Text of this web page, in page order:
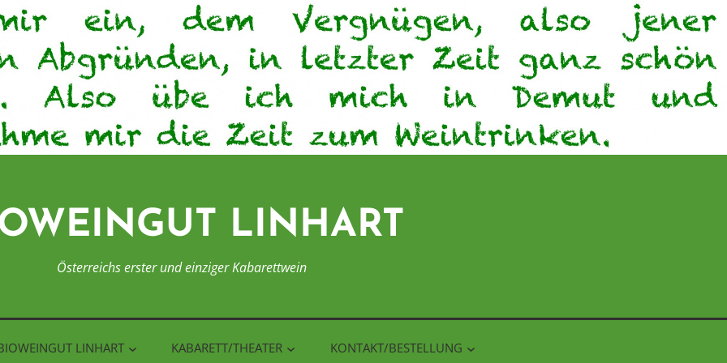
LINHART
Österreichs erster und einziger Kabarettwein
LINHART KABARETT/THEATER KONTAKT/BESTELLUNG